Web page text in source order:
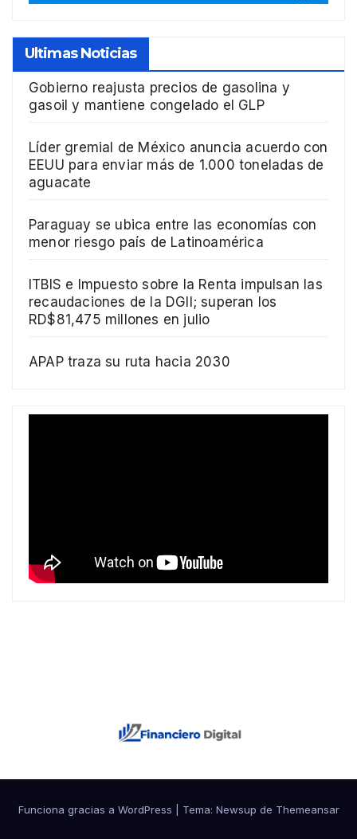
Ultimas Noticias
Gobierno reajusta precios de gasolina y
gasoil y mantiene congelado el GLP
Líder gremial de México anuncia acuerdo con
EEUU para enviar más de 1.000 toneladas de
aguacate
Paraguay se ubica entre las economías con
menor riesgo país de Latinoamérica
ITBIS e Impuesto sobre la Renta impulsan las
recaudaciones de la DGII; superan los
RD$81,475 millones en julio
APAP traza su ruta hacia 2030
Funciona gracias a WordPress Tema: Newsup de Themeansar